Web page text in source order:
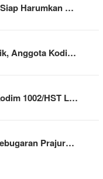
Harumkan …
Anggota Kodi…
1002/HST L…
Prajur…